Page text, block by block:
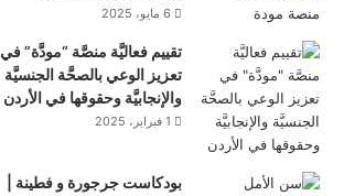
6 مايو، 2025
تقييم فعاليَّة منصَّة “مودَّة” في
تعزيز الوعي بالصحَّة الجنسيَّة
والإنجابيَّة وحقوقها في الأردن
1 فبراير، 2025
بودكاست جرجورة و فطينة |